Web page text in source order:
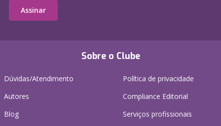
Sobre o Clube
Dúvidas/Atendimento
Autores
Blog
Política de privacidade
Compliance Editorial
Serviços profissionais
Assinar